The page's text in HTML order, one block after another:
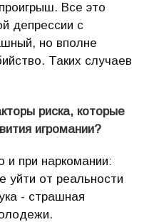
Все это
депрессии с
но вполне
Таких случаев
риска, которые
игромании?
и при наркомании:
уйти от реальности
- страшная